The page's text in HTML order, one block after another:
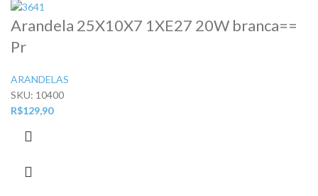
Arandela 25X10X7 1XE27 20W branca==
Pr
ARANDELAS
SKU: 10400
R$129,90